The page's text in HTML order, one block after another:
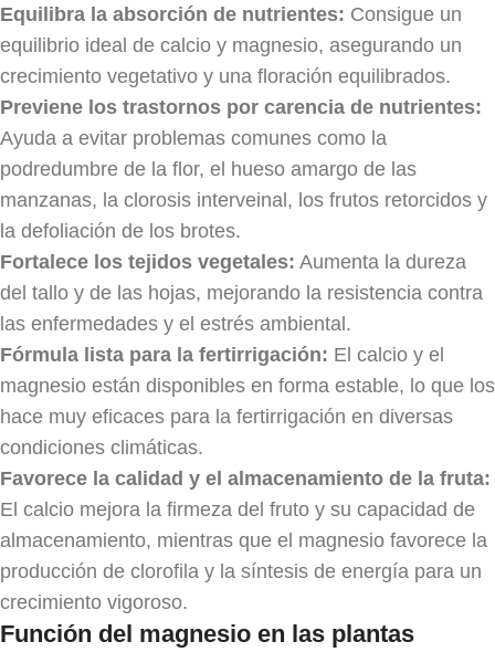
Equilibra la absorción de nutrientes: Consigue un
equilibrio ideal de calcio y magnesio, asegurando un
crecimiento vegetativo y una floración equilibrados.
Previene los trastornos por carencia de nutrientes:
Ayuda a evitar problemas comunes como la
podredumbre de la flor, el hueso amargo de las
manzanas, la clorosis interveinal, los frutos retorcidos y
la defoliación de los brotes.
Fortalece los tejidos vegetales: Aumenta la dureza
del tallo y de las hojas, mejorando la resistencia contra
las enfermedades y el estrés ambiental.
Fórmula lista para la fertirrigación: El calcio y el
magnesio están disponibles en forma estable, lo que los
hace muy eficaces para la fertirrigación en diversas
condiciones climáticas.
Favorece la calidad y el almacenamiento de la fruta:
El calcio mejora la firmeza del fruto y su capacidad de
almacenamiento, mientras que el magnesio favorece la
producción de clorofila y la síntesis de energía para un
crecimiento vigoroso.
Función del magnesio en las plantas